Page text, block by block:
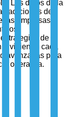
Los datos de la
adiciones de
las empresas
de
cada
avanzadas para
operativa.